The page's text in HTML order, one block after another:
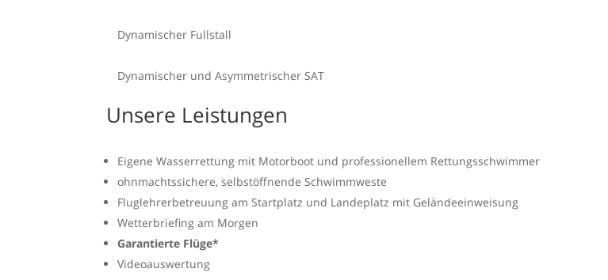
Dynamischer Fullstall
Dynamischer und Asymmetrischer SAT
Unsere Leistungen
Eigene Wasserrettung mit Motorboot und professionellem Rettungsschwimmer
ohnmachtssichere, selbstöffnende Schwimmweste
Fluglehrerbetreuung am Startplatz und Landeplatz mit Geländeeinweisung
Wetterbriefing am Morgen
Garantierte Flüge*
Videoauswertung